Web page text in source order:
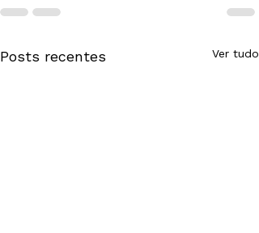
Posts recentes Ver tudo